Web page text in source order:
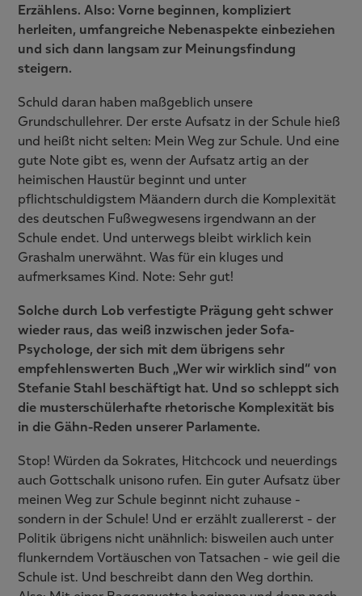
Erzählens. Also: Vorne beginnen, kompliziert
herleiten, umfangreiche Nebenaspekte einbeziehen
und sich dann langsam zur Meinungsfindung
steigern.
Schuld daran haben maßgeblich unsere
Grundschullehrer. Der erste Aufsatz in der Schule hieß
und heißt nicht selten: Mein Weg zur Schule. Und eine
gute Note gibt es, wenn der Aufsatz artig an der
heimischen Haustür beginnt und unter
pflichtschuldigstem Mäandern durch die Komplexität
des deutschen Fußwegwesens irgendwann an der
Schule endet. Und unterwegs bleibt wirklich kein
Grashalm unerwähnt. Was für ein kluges und
aufmerksames Kind. Note: Sehr gut!
Solche durch Lob verfestigte Prägung geht schwer
wieder raus, das weiß inzwischen jeder Sofa-
Psychologe, der sich mit dem übrigens sehr
empfehlenswerten Buch „Wer wir wirklich sind“ von
Stefanie Stahl beschäftigt hat. Und so schleppt sich
die musterschülerhafte rhetorische Komplexität bis
in die Gähn-Reden unserer Parlamente.
Stop! Würden da Sokrates, Hitchcock und neuerdings
auch Gottschalk unisono rufen. Ein guter Aufsatz über
meinen Weg zur Schule beginnt nicht zuhause -
sondern in der Schule! Und er erzählt zuallererst - der
Politik übrigens nicht unähnlich: bisweilen auch unter
flunkerndem Vortäuschen von Tatsachen - wie geil die
Schule ist. Und beschreibt dann den Weg dorthin.